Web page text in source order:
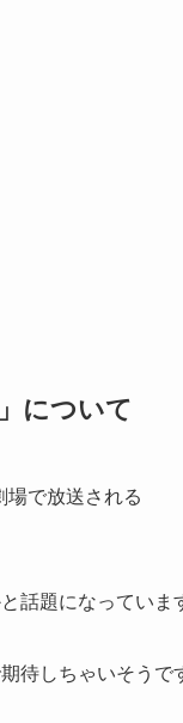
について
場で放送される
話題になっていま
待しちゃいそうで